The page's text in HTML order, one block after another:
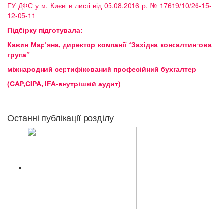
ГУ ДФС у м. Києві в листі від 05.08.2016 р. № 17619/10/26-15-
12-05-11
Підбірку підготувала:
Кавин Мар’яна, директор компанії “Західна консалтингова
група”
міжнародний сертифікований професійний бухгалтер
(CAP,CIPA, IFA-внутрішній аудит)
Останні публікації розділу